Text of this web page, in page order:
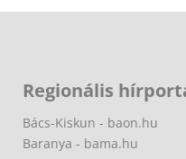
Regionális
Bács-Kiskun - baon.hu
Baranya - bama.hu